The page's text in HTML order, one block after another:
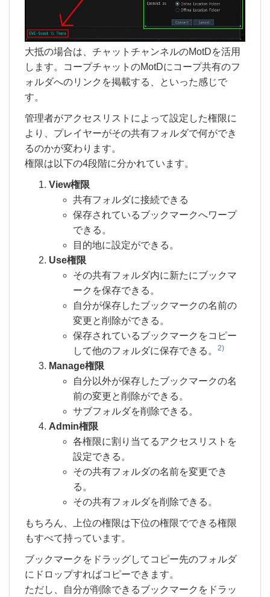
大抵の場合は、チャットチャンネルのMotDを活用
します。コープチャットのMotDにコープ共有のフ
ォルダへのリンクを掲載する、といった感じで
す。
管理者がアクセスリストによって設定した権限に
より、プレイヤーがその共有フォルダで何ができ
るのかが変わります。
権限は以下の4段階に分かれています。
View権限
共有フォルダに接続できる
保存されているブックマークへワープ
できる。
目的地に設定ができる。
Use権限
その共有フォルダ内に新たにブックマ
ークを保存できる。
自分が保存したブックマークの名前の
変更と削除ができる。
保存されているブックマークをコピー
して他のフォルダに保存できる。
2)
Manage権限
自分以外が保存したブックマークの名
前の変更と削除ができる。
サブフォルダを削除できる。
Admin権限
各権限に割り当てるアクセスリストを
設定できる。
その共有フォルダの名前を変更でき
る。
その共有フォルダを削除できる。
もちろん、上位の権限は下位の権限でできる権限
もすべて持っています。
ブックマークをドラッグしてコピー先のフォルダ
にドロップすればコピーできます。
ただし、自分が削除できるブックマークをドラッ